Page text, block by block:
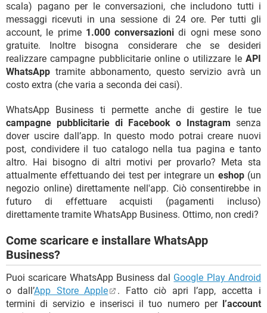
scala) pagano per le conversazioni, che includono tutti i
messaggi ricevuti in una sessione di 24 ore. Per tutti gli
account, le prime 1.000 conversazioni di ogni mese sono
gratuite. Inoltre bisogna considerare che se desideri
realizzare campagne pubblicitarie online o utilizzare le API
WhatsApp tramite abbonamento, questo servizio avrà un
costo extra (che varia a seconda dei casi).
WhatsApp Business ti permette anche di gestire le tue
campagne pubblicitarie di Facebook o Instagram senza
dover uscire dall’app. In questo modo potrai creare nuovi
post, condividere il tuo catalogo nella tua pagina e tanto
altro. Hai bisogno di altri motivi per provarlo? Meta sta
attualmente effettuando dei test per integrare un eshop(un
negozio online) direttamente nell'app. Ciò consentirebbe in
futuro di effettuare acquisti (pagamenti incluso)
direttamente tramite WhatsApp Business. Ottimo, non credi?
Come scaricare e installare WhatsApp
Business?
Puoi scaricare WhatsApp Business dal Google Play Android
o dall’App Store Apple
. Fatto ciò apri l’app, accetta i
termini di servizio e inserisci il tuo numero per l’account